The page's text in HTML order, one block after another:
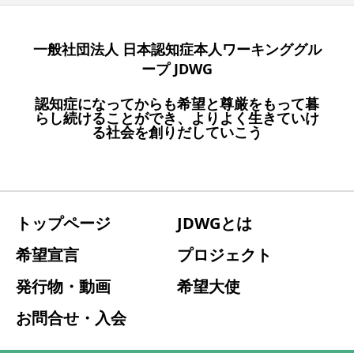
一般社団法人 日本認知症本人ワーキンググル
ープ JDWG
認知症になってからも希望と尊厳をもって暮
らし続けることができ、よりよく⽣きていけ
る社会を創りだしていこう
トップページ
JDWGとは
希望宣言
プロジェクト
発行物・動画
希望大使
お問合せ・入会